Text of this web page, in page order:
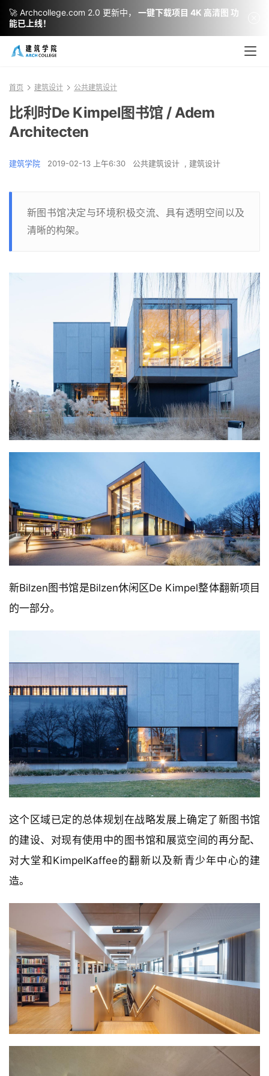
首页 建筑设计 公共建筑设计
比利时De Kimpel图书馆 / Adem
Architecten
建筑学院 2019-02-13 上午6:30 公共建筑设计 , 建筑设计
新图书馆决定与环境积极交流、具有透明空间以及
清晰的构架。
新Bilzen图书馆是Bilzen休闲区De Kimpel整体翻新项目
的一部分。
这个区域已定的总体规划在战略发展上确定了新图书馆
的建设、对现有使用中的图书馆和展览空间的再分配、
对大堂和KimpelKaffee的翻新以及新青少年中心的建
造。
🚀 Archcollege.com 2.0 更新中，
一键下载项目 4K 高清图 功
能已上线！